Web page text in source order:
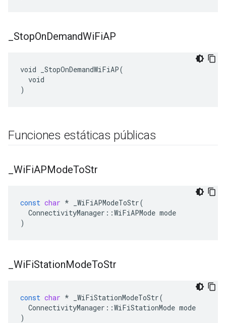
StopOnDemandWiFiAP
void _StopOnDemandWiFiAP(
  void
)
Funciones estáticas públicas
WiFiAPModeToStr
const char * _WiFiAPModeToStr(
ConnectivityManager ::WiFiAPMode mode
)
WiFiStationModeToStr
const char * _WiFiStationModeToStr(
ConnectivityManager ::WiFiStationMode mode
)